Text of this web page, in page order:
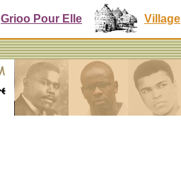
Grioo Pour Elle Village